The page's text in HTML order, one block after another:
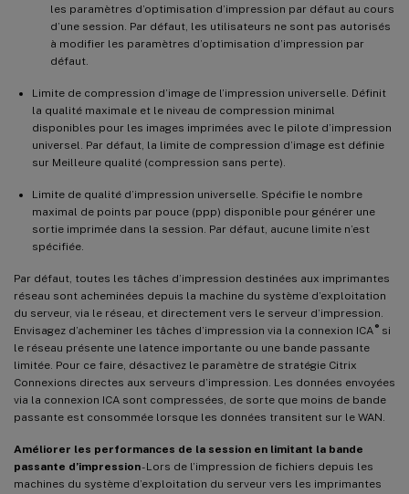
les paramètres d’optimisation d’impression par défaut au cours
d’une session. Par défaut, les utilisateurs ne sont pas autorisés
à modifier les paramètres d’optimisation d’impression par
défaut.
Limite de compression d’image de l’impression universelle. Définit
la qualité maximale et le niveau de compression minimal
disponibles pour les images imprimées avec le pilote d’impression
universel. Par défaut, la limite de compression d’image est définie
sur Meilleure qualité (compression sans perte).
Limite de qualité d’impression universelle. Spécifie le nombre
maximal de points par pouce (ppp) disponible pour générer une
sortie imprimée dans la session. Par défaut, aucune limite n’est
spécifiée.
Par défaut, toutes les tâches d’impression destinées aux imprimantes
réseau sont acheminées depuis la machine du système d’exploitation
du serveur, via le réseau, et directement vers le serveur d’impression.
Envisagez d’acheminer les tâches d’impression via la connexion ICA ®si
le réseau présente une latence importante ou une bande passante
limitée. Pour ce faire, désactivez le paramètre de stratégie Citrix
Connexions directes aux serveurs d’impression. Les données envoyées
via la connexion ICA sont compressées, de sorte que moins de bande
passante est consommée lorsque les données transitent sur le WAN.
Améliorer les performances de la session en limitant la bande
passante d’impression- Lors de l’impression de fichiers depuis les
machines du système d’exploitation du serveur vers les imprimantes